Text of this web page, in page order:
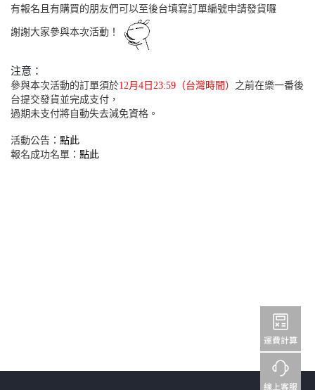
有報名且有購買的朋友們可以至後台填寫訂單編號申請發貨囉
謝謝大家參與本次活動！
注意：
參與本次活動的訂單須於12月4日23:59（台灣時間） 之前在樂一番後
台提交發貨並完成支付，
過期未支付將自動失去減免資格。
活動公告： 點此
報名成功名單： 點此